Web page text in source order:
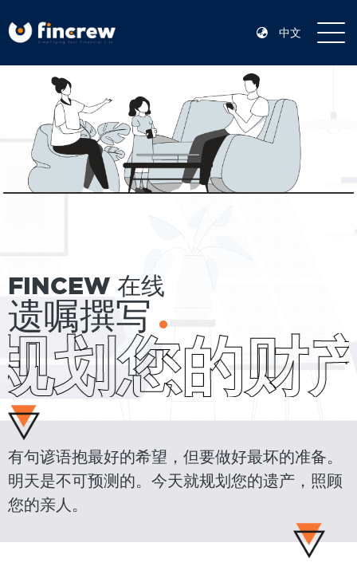
中文
FINCEW 在线
遗嘱撰写
划您的财
有句谚语抱最好的希望，但要做好最坏的准备。
明天是不可预测的。今天就规划您的遗产，照顾
您的亲人。